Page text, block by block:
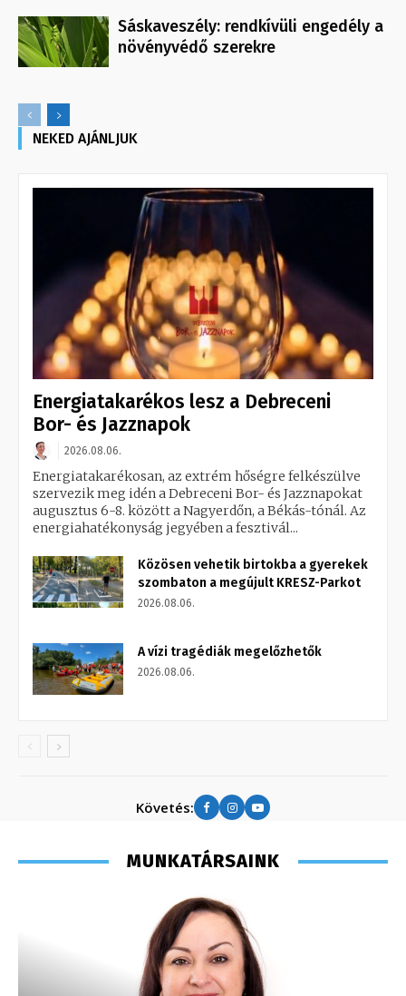
Sáskaveszély: rendkívüli engedély a
növényvédő szerekre
NEKED AJÁNLJUK
Energiatakarékos lesz a Debreceni
Bor- és Jazznapok
2026.08.06.
Energiatakarékosan, az extrém hőségre felkészülve
szervezik meg idén a Debreceni Bor- és Jazznapokat
augusztus 6-8. között a Nagyerdőn, a Békás-tónál. Az
energiahatékonyság jegyében a fesztivál...
Közösen vehetik birtokba a gyerekek
szombaton a megújult KRESZ-Parkot
2026.08.06.
A vízi tragédiák megelőzhetők
2026.08.06.
Követés:
MUNKATÁRSAINK